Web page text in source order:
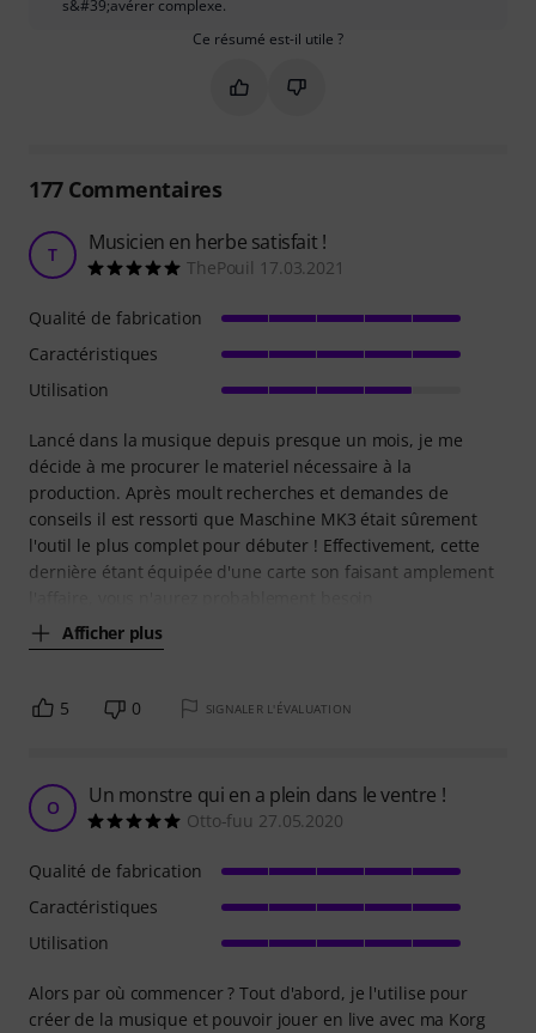
s&#39;avérer complexe.
Ce résumé est-il utile ?
Marquer ce résumé comme utile
Marquer ce résumé comme
177Commentaires
T Musicien en herbe satisfait !
ThePouil 17.03.2021
Lancé dans la musique depuis presque un mois, je me
décide à me procurer le materiel nécessaire à la
production. Après moult recherches et demandes de
conseils il est ressorti que Maschine MK3 était sûrement
l'outil le plus complet pour débuter ! Effectivement, cette
dernière étant équipée d'une carte son faisant amplement
Afficher plus
Qualité de fabrication
Caractéristiques
Utilisation
5 0 SIGNALER L'ÉVALUATION
O Un monstre qui en a plein dans le ventre !
Otto-fuu 27.05.2020
Alors par où commencer ? Tout d'abord, je l'utilise pour
créer de la musique et pouvoir jouer en live avec ma Korg
Qualité de fabrication
Caractéristiques
Utilisation